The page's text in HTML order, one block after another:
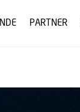
PARTNER